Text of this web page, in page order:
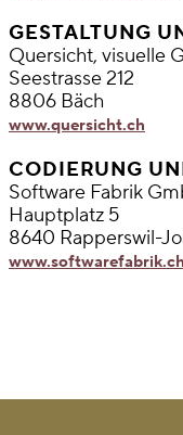
GESTALTUNG
Quersicht, visuelle
Seestrasse 212
8806 Bäch
www.quersicht.ch
CODIERUNG
Software Fabrik
Hauptplatz 5
8640 Rapperswil-
www.softwarefabrik.ch